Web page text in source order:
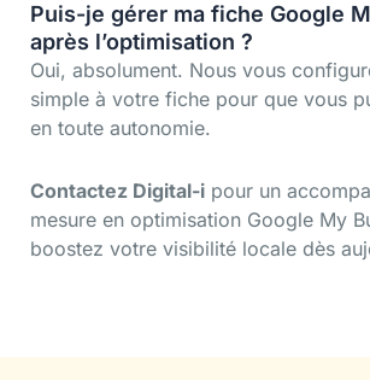
Puis-je gérer ma fiche Google
après l’optimisation ?
Oui, absolument. Nous vous
simple à votre fiche pour que vous
en toute autonomie.
Contactez Digital-i pour un
mesure en optimisation Google My
boostez votre visibilité locale dès